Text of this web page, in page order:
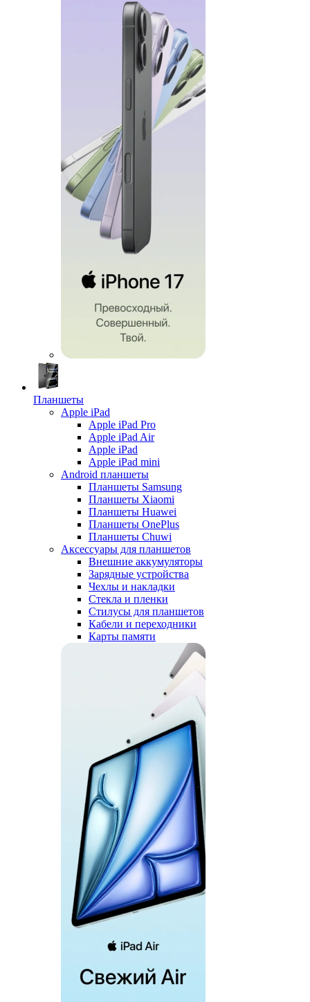
Планшеты
Apple iPad
Apple iPad Pro
Apple iPad Air
Apple iPad
Apple iPad mini
Android планшеты
Планшеты Samsung
Планшеты Xiaomi
Планшеты Huawei
Планшеты OnePlus
Планшеты Chuwi
Аксессуары для планшетов
Внешние аккумуляторы
Зарядные устройства
Чехлы и накладки
Стекла и пленки
Стилусы для планшетов
Кабели и переходники
Карты памяти